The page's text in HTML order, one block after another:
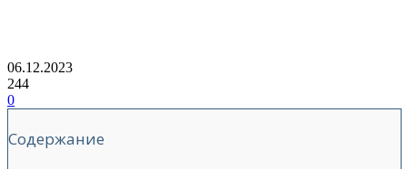
06.12.2023
244
0
Содержание